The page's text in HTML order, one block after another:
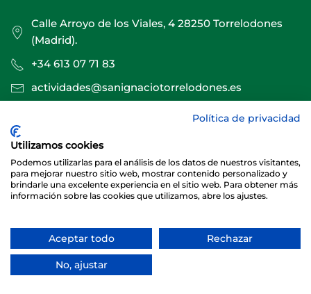
Calle Arroyo de los Viales, 4 28250 Torrelodones
(Madrid).
+34 613 07 71 83
actividades@sanignaciotorrelodones.es
Sitio web creado por
© 2026 Club Deportivo Básico San Ignacio Torrelodones
Sitio web creado y mantenido por especialistasweb.es
Política de privacidad
Utilizamos cookies
Podemos utilizarlas para el análisis de los datos de nuestros visitantes,
para mejorar nuestro sitio web, mostrar contenido personalizado y
brindarle una excelente experiencia en el sitio web. Para obtener más
información sobre las cookies que utilizamos, abre los ajustes.
Aceptar todo Rechazar
No, ajustar